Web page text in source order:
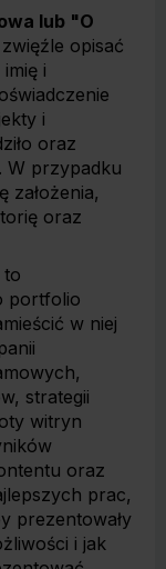
lub "O
opisać
i
i
oraz
W przypadku
założenia,
oraz
portfolio
w niej
strategii
witryn
oraz
prac,
prezentowały
i jak